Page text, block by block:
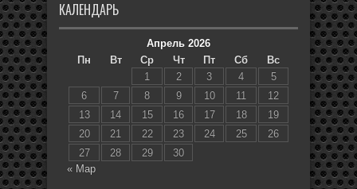
КАЛЕНДАРЬ
Апрель 2026
Пн
Вт Ср Чт Пт Сб
Вс
1
2 3 4
5
6
7 8 9 10 11
12
13
14 15 16 17 18
19
20
21 22 23 24 25
26
27
28 29
30
« Мар